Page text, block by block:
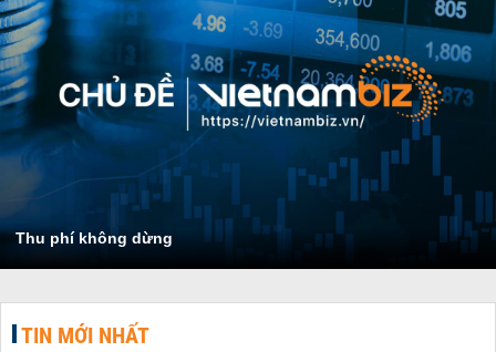
Thu phí không dừng
TIN MỚI NHẤT